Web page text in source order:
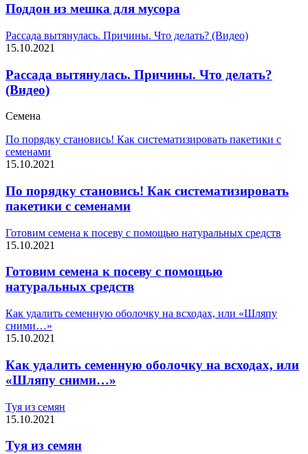
Поддон из мешка для мусора
Рассада вытянулась. Причины. Что делать? (Видео)
15.10.2021
Рассада вытянулась. Причины. Что делать?
(Видео)
Семена
По порядку становись! Как систематизировать пакетики с
семенами
15.10.2021
По порядку становись! Как систематизировать
пакетики с семенами
Готовим семена к посеву с помощью натуральных средств
15.10.2021
Готовим семена к посеву с помощью
натуральных средств
Как удалить семенную оболочку на всходах, или «Шляпу
сними…»
15.10.2021
Как удалить семенную оболочку на всходах, или
«Шляпу сними…»
Туя из семян
15.10.2021
Туя из семян